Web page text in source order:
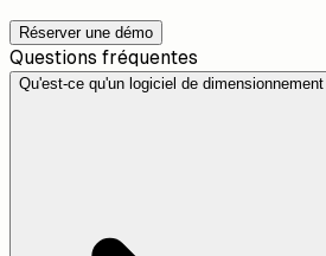
Réserver une démo
Questions fréquentes
Qu'est-ce qu'un logiciel de